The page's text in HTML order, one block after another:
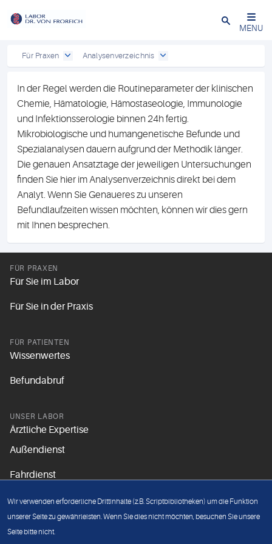
Close
MENU
Für Praxen Analysenverzeichnis
In der Regel werden die Routineparameter der klinischen
Chemie, Hämatologie, Hämostaseologie, Immunologie
und Infektionsserologie binnen 24h fertig.
Mikrobiologische und humangenetische Befunde und
Spezialanalysen dauern aufgrund der Methodik länger.
Die genauen Ansatztage der jeweiligen Untersuchungen
finden Sie hier im Analysenverzeichnis direkt bei dem
Analyt. Wenn Sie Genaueres zu unseren
Befundlaufzeiten wissen möchten, können wir dies gern
mit Ihnen besprechen.
FÜR PRAXEN
Für Sie im Labor
Für Sie in der Praxis
FÜR PATIENTEN
Wissenwertes
Befundabruf
UNSER LABOR
Ärztliche Expertise
Außendienst
Fahrdienst
Unsere Grundsätze
Wir verwenden erforderliche Drittinhalte (z.B. Scriptbibliotheken) um die Funktion
unserer Seite zu gewährleisten. Wenn Sie dies nicht möchten, besuchen Sie unsere
Seite bitte nicht.